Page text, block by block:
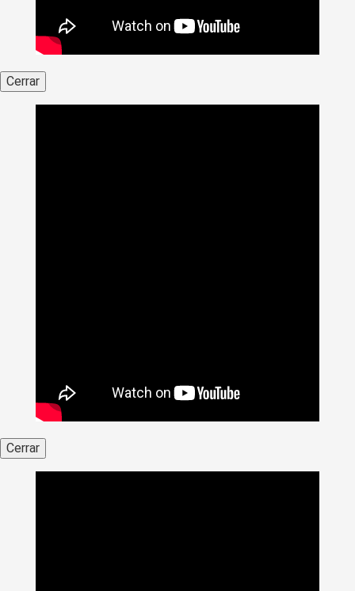
Cerrar
Cerrar